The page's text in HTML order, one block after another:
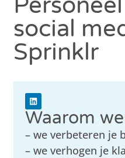
social
Sprinklr
Waarom
– we verbeteren je
– we verhogen je